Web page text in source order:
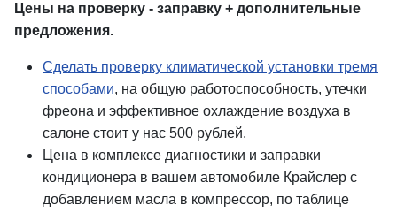
Цены на проверку - заправку + дополнительные
предложения.
Сделать проверку климатической установки тремя
способами, на общую работоспособность, утечки
фреона и эффективное охлаждение воздуха в
салоне стоит у нас 500 рублей.
Цена в комплексе диагностики и заправки
кондиционера в вашем автомобиле Крайслер с
добавлением масла в компрессор, по таблице